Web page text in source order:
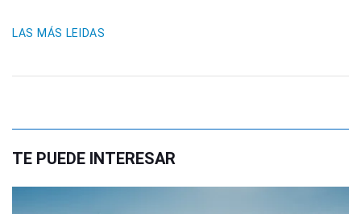
LAS MÁS LEIDAS
TE PUEDE INTERESAR